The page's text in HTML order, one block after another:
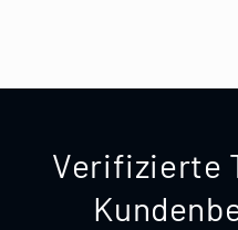
Verifizierte